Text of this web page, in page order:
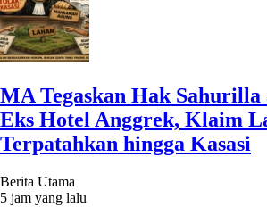
MA Tegaskan Hak Sahurilla
Eks Hotel Anggrek, Klaim
Terpatahkan hingga Kasasi
Berita Utama
5 jam yang lalu